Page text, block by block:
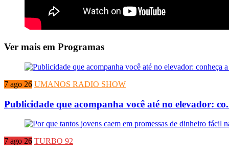
Ver mais em Programas
7 ago 26 UMANOS RADIO SHOW
Publicidade que acompanha você até no elevador:
7 ago 26 TURBO 92